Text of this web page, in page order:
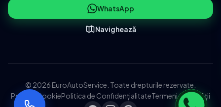
WhatsApp
Navighează
© 2026 EuroAutoService. Toate drepturile rezervate.
Politica CookiePolitica de ConfidențialitateTermeni și Condiții